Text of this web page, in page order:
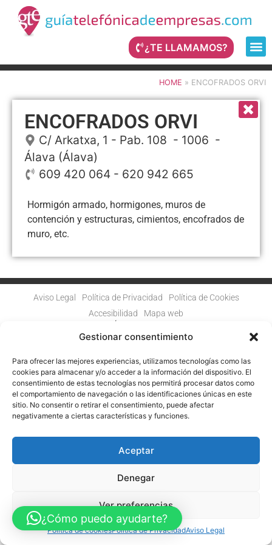
Gestionar consentimiento
Para ofrecer las mejores experiencias, utilizamos tecnologías como las
cookies para almacenar y/o acceder a la información del dispositivo. El
consentimiento de estas tecnologías nos permitirá procesar datos como
el comportamiento de navegación o las identificaciones únicas en este
sitio. No consentir o retirar el consentimiento, puede afectar
negativamente a ciertas características y funciones.
Aceptar
Denegar
Ver preferencias
Política de cookiesPolítica de PrivacidadAviso Legal
¿TE LLAMAMOS?
HOME » ENCOFRADOS ORVI
ENCOFRADOS ORVI
C/ Arkatxa, 1 - Pab. 108 - 1006 -
Álava (Álava)
609 420 064 - 620 942 665
Hormigón armado, hormigones, muros de
contención y estructuras, cimientos, encofrados de
muro, etc.
Aviso Legal Política de Privacidad
Política de Cookies
Accesibilidad
Mapa web
DIGITAL POR LOS FONDOS NEXT GENERATION (EU) DEL
MECANISMO DE RECUPERACIÓN Y RESILENCIA
© Guia Telefónica de Empresas – Todos los derechos reservados.
¿Cómo puedo ayudarte?